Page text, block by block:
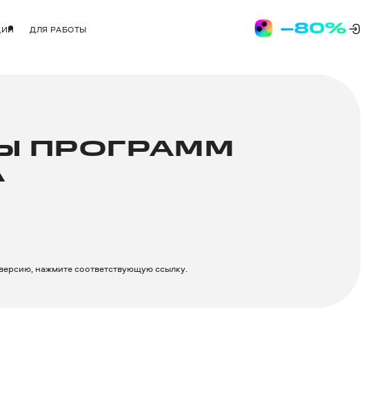
ДЛЯ РАБОТЫ
ПРОГРАММ
нажмите соответствующую ссылку.